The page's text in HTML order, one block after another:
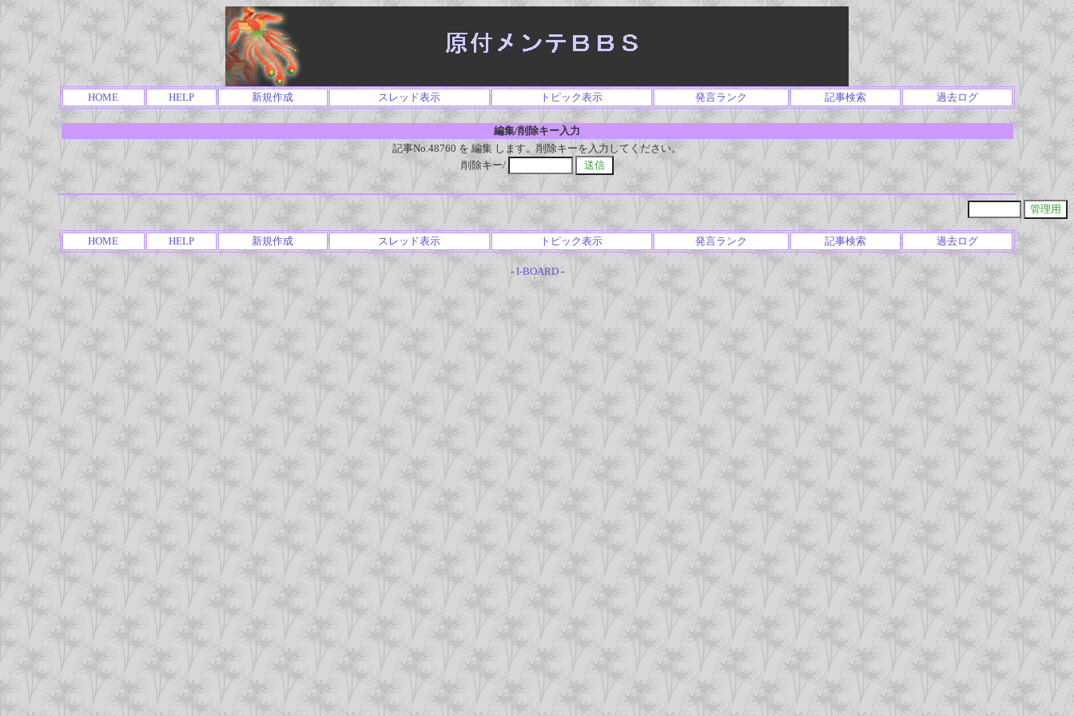
HOME HELP 新規作成 スレッド表示 トピック表示 発言ランク 記事検索 過去ログ
編集/削除キー入力
記事No.48760 を 編集 します。削除キーを入力してください。
削除キー/
HOME HELP 新規作成 スレッド表示 トピック表示 発言ランク 記事検索 過去ログ
- I-BOARD-